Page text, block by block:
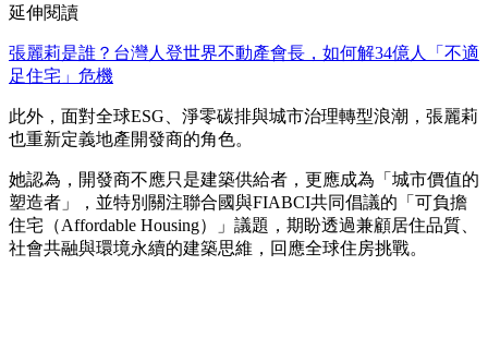
延伸閱讀
張麗莉是誰？台灣人登世界不動產會長，如何解34億人「不適
足住宅」危機
此外，面對全球ESG、淨零碳排與城市治理轉型浪潮，張麗莉
也重新定義地產開發商的角色。
她認為，開發商不應只是建築供給者，更應成為「城市價值的
塑造者」，並特別關注聯合國與FIABCI共同倡議的「可負擔
住宅（Affordable Housing）」議題，期盼透過兼顧居住品質、
社會共融與環境永續的建築思維，回應全球住房挑戰。